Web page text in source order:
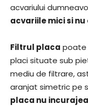
acvariului
acvariile mici si
Filtrul placa poate
placi situate sub
mediu de filtrare,
aranjat simetric pe
placa nu